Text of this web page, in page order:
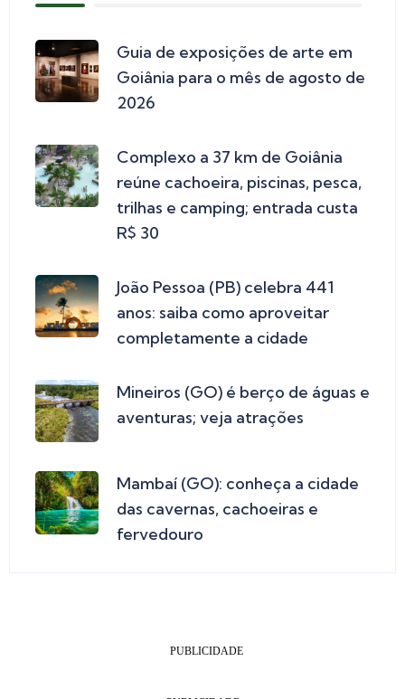
Guia de exposições de arte em
Goiânia para o mês de agosto de
2026
Complexo a 37 km de Goiânia
reúne cachoeira, piscinas, pesca,
trilhas e camping; entrada custa
R$ 30
João Pessoa (PB) celebra 441
anos: saiba como aproveitar
completamente a cidade
Mineiros (GO) é berço de águas e
aventuras; veja atrações
Mambaí (GO): conheça a cidade
das cavernas, cachoeiras e
fervedouro